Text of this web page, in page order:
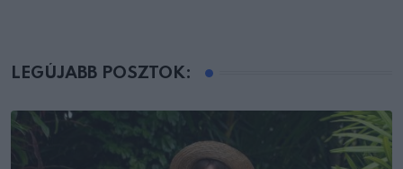
LEGÚJABB POSZTOK: